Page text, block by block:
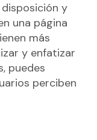
y
una página
más
y enfatizar
puedes
perciben